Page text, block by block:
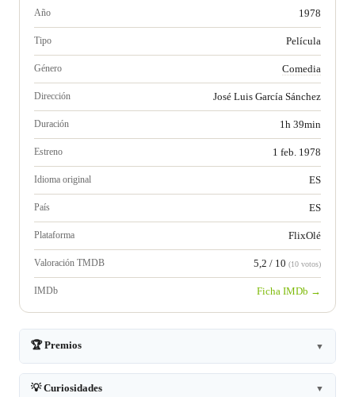
Año 1978
Tipo Película
Género Comedia
Dirección José Luis García Sánchez
Duración 1h 39min
Estreno 1 feb. 1978
Idioma original ES
País ES
Plataforma FlixOlé
Valoración TMDB 5,2 / 10 (10 votos)
IMDb Ficha IMDb →
🏆 Premios ▼
💡 Curiosidades ▼